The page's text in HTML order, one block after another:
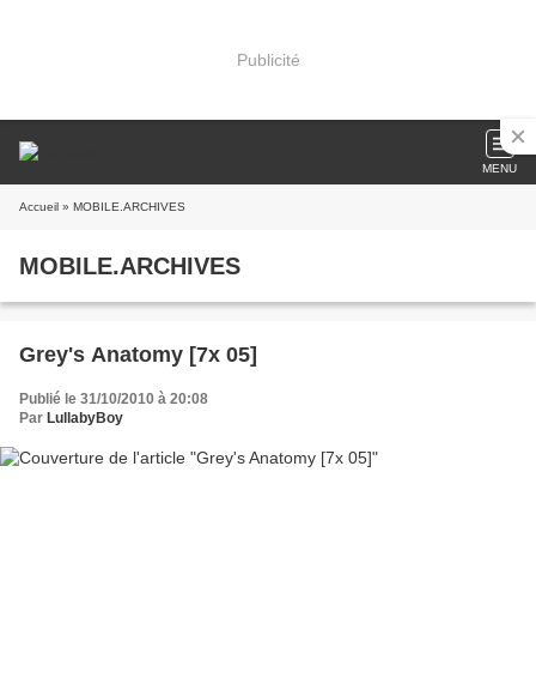
Publicité
MENU
Accueil » MOBILE.ARCHIVES
MOBILE.ARCHIVES
Grey's Anatomy [7x 05]
Publié le 31/10/2010 à 20:08
Par LullabyBoy